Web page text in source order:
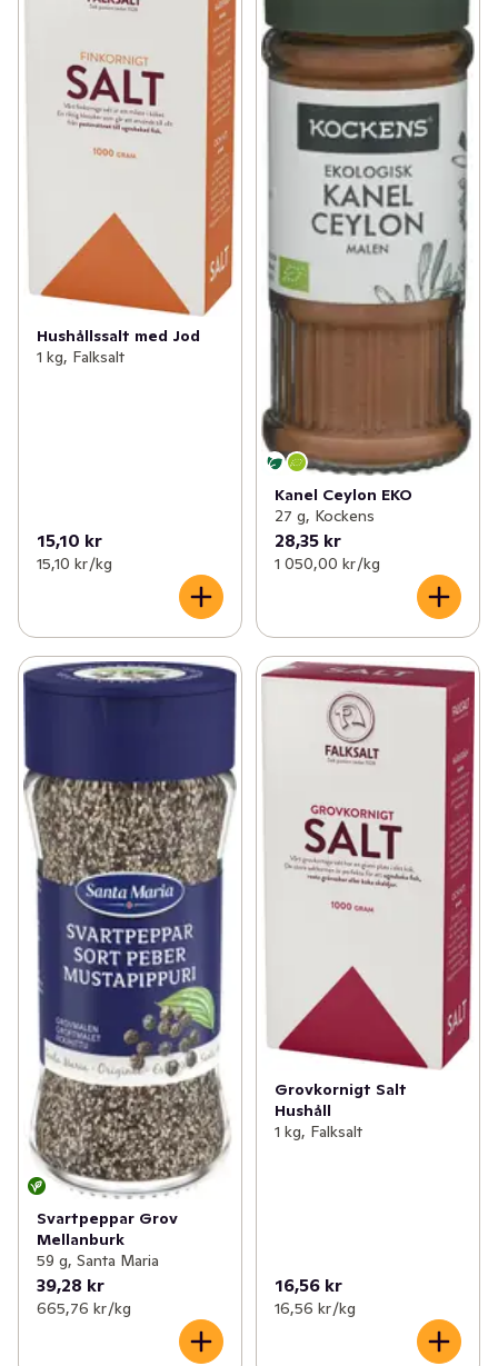
Hushållssalt med Jod
1 kg, Falksalt
15,10 kr
15,10 kr /kg
Kanel Ceylon EKO
27 g, Kockens
28,35 kr
1 050,00 kr /kg
Svartpeppar Grov
Mellanburk
59 g, Santa Maria
39,28 kr
665,76 kr /kg
Grovkornigt Salt
Hushåll
1 kg, Falksalt
16,56 kr
16,56 kr /kg